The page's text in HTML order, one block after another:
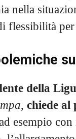
nella
flessibilità per
della
, chiede al
esempio